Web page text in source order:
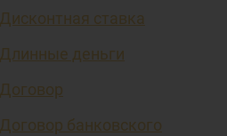
Дисконтная ставка
Длинные деньги
Договор
Договор банковского